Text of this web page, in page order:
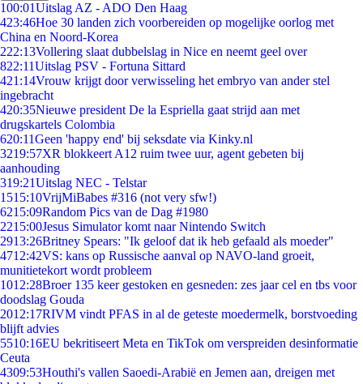
100:01Uitslag AZ - ADO Den Haag
423:46Hoe 30 landen zich voorbereiden op mogelijke oorlog met
China en Noord-Korea
222:13Vollering slaat dubbelslag in Nice en neemt geel over
822:11Uitslag PSV - Fortuna Sittard
421:14Vrouw krijgt door verwisseling het embryo van ander stel
ingebracht
420:35Nieuwe president De la Espriella gaat strijd aan met
drugskartels Colombia
620:11Geen 'happy end' bij seksdate via Kinky.nl
3219:57XR blokkeert A12 ruim twee uur, agent gebeten bij
aanhouding
319:21Uitslag NEC - Telstar
1515:10VrijMiBabes #316 (not very sfw!)
6215:09Random Pics van de Dag #1980
2215:00Jesus Simulator komt naar Nintendo Switch
2913:26Britney Spears: "Ik geloof dat ik heb gefaald als moeder"
4712:42VS: kans op Russische aanval op NAVO-land groeit,
munitietekort wordt probleem
1012:28Broer 135 keer gestoken en gesneden: zes jaar cel en tbs voor
doodslag Gouda
2012:17RIVM vindt PFAS in al de geteste moedermelk, borstvoeding
blijft advies
5510:16EU bekritiseert Meta en TikTok om verspreiden desinformatie
Ceuta
4309:53Houthi's vallen Saoedi-Arabië en Jemen aan, dreigen met